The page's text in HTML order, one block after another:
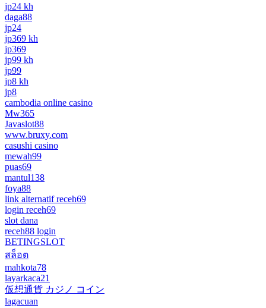
jp24 kh
daga88
jp24
jp369 kh
jp369
jp99 kh
jp99
jp8 kh
jp8
cambodia online casino
Mw365
Javaslot88
www.bruxy.com
casushi casino
mewah99
puas69
mantul138
foya88
link alternatif receh69
login receh69
slot dana
receh88 login
BETINGSLOT
สล็อต
mahkota78
layarkaca21
仮想通貨 カジノ コイン
lagacuan